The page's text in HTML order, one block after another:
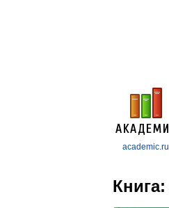
academic.ru
Книга: